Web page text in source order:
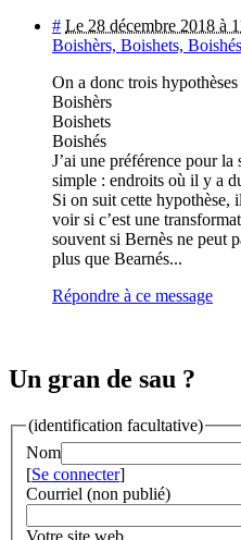
# Le 28 décembre 2018 à
Boishèrs, Boishets,
On a donc trois
Boishèrs
Boishets
Boishés
J’ai une préférence pour
simple : endroits où il y a
Si on suit cette hypothèse,
voir si c’est une
souvent si Bernès ne peut
plus que Bearnés...
Répondre à ce message
Un gran de sau ?
(identification facultative)
Nom
[Se connecter]
Courriel (non publié)
Votre site web